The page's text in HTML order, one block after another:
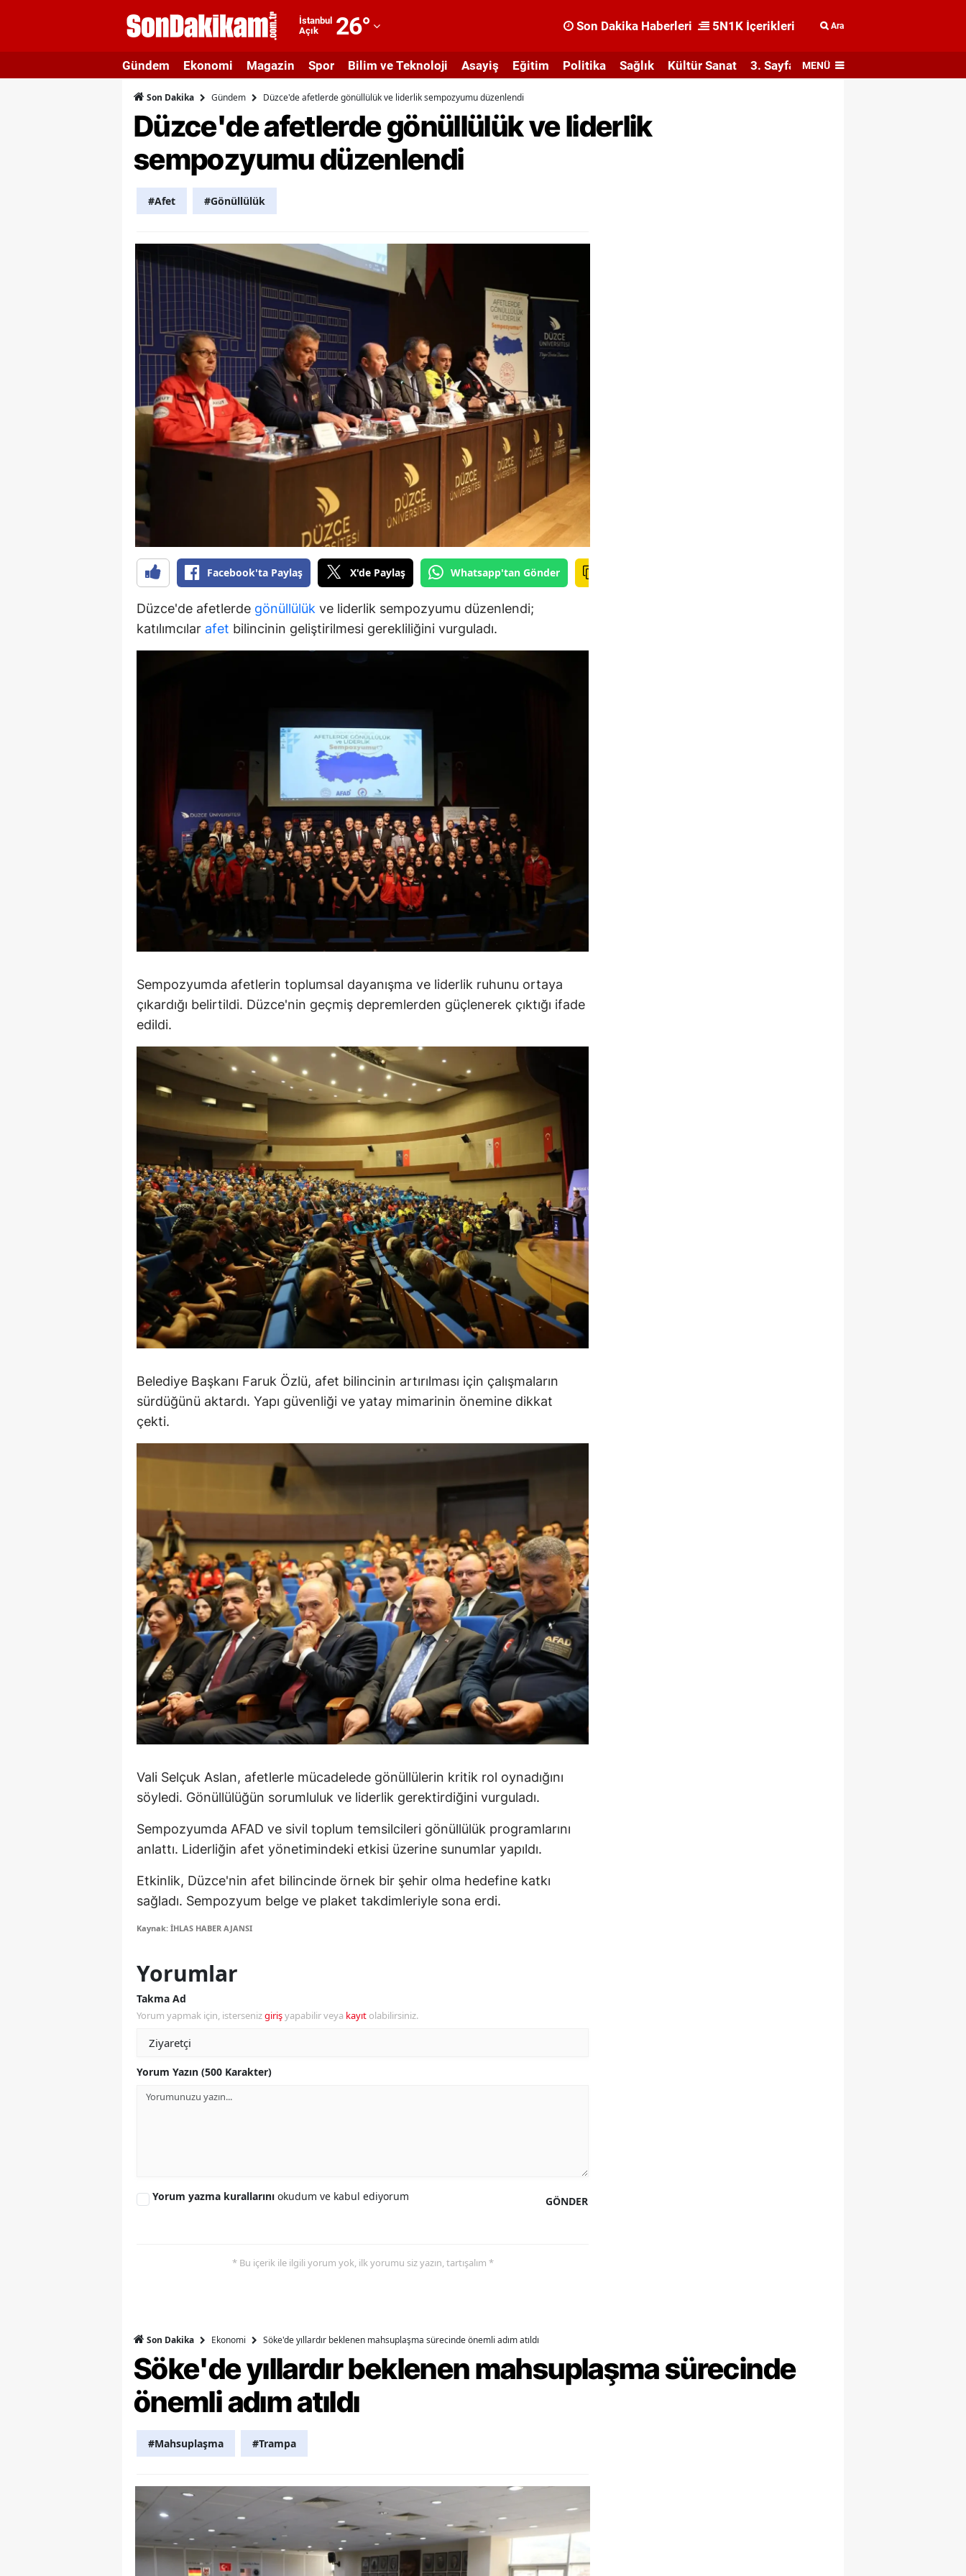
İstanbul
Açık
26°
Adıyaman
Afyonkarahisar
Ağrı
Amasya
Artvin
Aydın
Balıkesir
Bilecik
Bingöl
Bitlis
Bolu
Burdur
Bursa
Çanakkale
Çankırı
Çorum
Denizli
Diyarbakır
Erzurum
Eskişehir
Gaziantep
Giresun
Gümüşhane
Hakkari
Isparta
Mersin
İstanbul
İzmir
Kastamonu
Kayseri
Kırklareli
Kırşehir
Kocaeli
Konya
Kütahya
Malatya
Manisa
Mardin
Nevşehir
Niğde
Ordu
Rize
Sakarya
Samsun
Siirt
Sinop
Sivas
Tokat
Tunceli
Uşak
Aksaray
Bartın
Kilis
Osmaniye
Düzce
Son Dakika Haberleri 5N1K İçerikleri Ara
Gündem Ekonomi Magazin Spor Bilim ve Teknoloji Asayiş Eğitim Politika Sağlık Kültür Sanat 3. Sayfa MENÜ
Son Dakika Gündem Düzce'de afetlerde gönüllülük ve liderlik sempozyumu düzenlendi
Düzce'de afetlerde gönüllülük ve liderlik
sempozyumu düzenlendi
#Afet #Gönüllülük
Facebook'ta Paylaş X'de Paylaş Whatsapp'tan Gönder
Düzce'de afetlerde gönüllülük ve liderlik sempozyumu düzenlendi;
katılımcılar afet bilincinin geliştirilmesi gerekliliğini vurguladı.
Sempozyumda afetlerin toplumsal dayanışma ve liderlik ruhunu ortaya
çıkardığı belirtildi. Düzce'nin geçmiş depremlerden güçlenerek çıktığı ifade
edildi.
Belediye Başkanı Faruk Özlü, afet bilincinin artırılması için çalışmaların
sürdüğünü aktardı. Yapı güvenliği ve yatay mimarinin önemine dikkat
çekti.
Vali Selçuk Aslan, afetlerle mücadelede gönüllülerin kritik rol oynadığını
söyledi. Gönüllülüğün sorumluluk ve liderlik gerektirdiğini vurguladı.
Sempozyumda AFAD ve sivil toplum temsilcileri gönüllülük programlarını
anlattı. Liderliğin afet yönetimindeki etkisi üzerine sunumlar yapıldı.
Etkinlik, Düzce'nin afet bilincinde örnek bir şehir olma hedefine katkı
sağladı. Sempozyum belge ve plaket takdimleriyle sona erdi.
Kaynak: İHLAS HABER AJANSI
Yorumlar
Takma Ad
Yorum yapmak için, istersenizgirişyapabilir veya kayıt olabilirsiniz.
Yorum Yazın (500 Karakter)
GÖNDER
Yorum yazma kurallarını okudum ve kabul ediyorum
* Bu içerik ile ilgili yorum yok, ilk yorumu siz yazın, tartışalım *
Son Dakika Ekonomi Söke'de yıllardır beklenen mahsuplaşma sürecinde önemli adım atıldı
Söke'de yıllardır beklenen mahsuplaşma sürecinde
önemli adım atıldı
#Mahsuplaşma #Trampa